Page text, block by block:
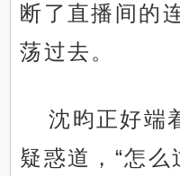
断了直播间的
荡过去。
沈昀正好端
疑惑道，“怎么